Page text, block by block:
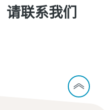
送流程。
请联系我们